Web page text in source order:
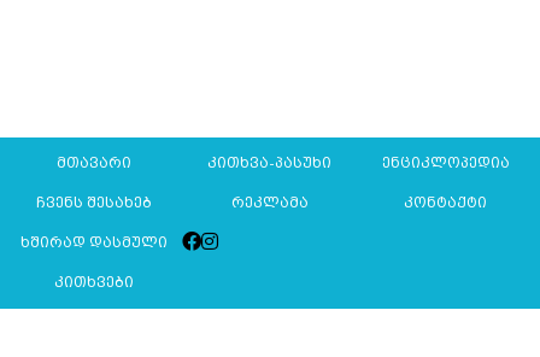
მთავარი კითხვა-პასუხი ენციკლოპედია
ჩვენს შესახებ რეკლამა კონტაქტი
ხშირად დასმული
კითხვები